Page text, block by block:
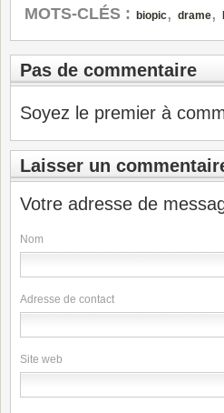
MOTS-CLÉS : biopic, drame,
Pas de commentaire
Soyez le premier à
Laisser un
Votre adresse de
Nom
Adresse de contact
Site web